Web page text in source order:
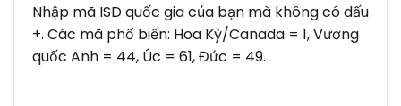
Nhập mã ISD quốc gia của bạn mà không có dấu
+. Các mã phổ biến: Hoa Kỳ/Canada = 1, Vương
quốc Anh = 44, Úc = 61, Đức = 49.